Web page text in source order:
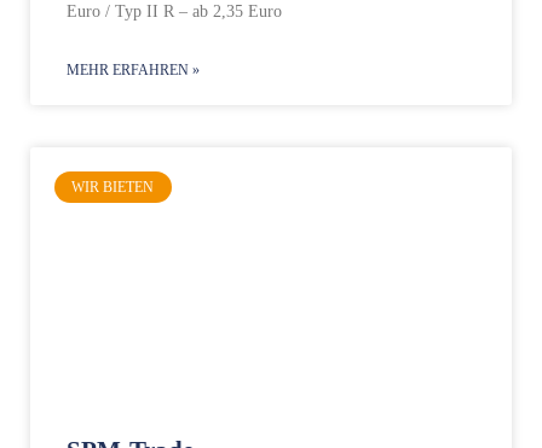
Euro / Typ II R – ab 2,35 Euro
MEHR ERFAHREN »
WIR BIETEN